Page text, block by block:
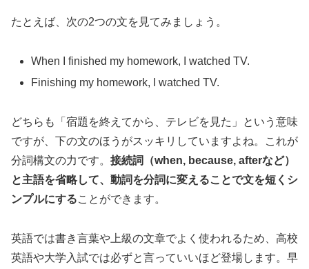
たとえば、次の2つの文を見てみましょう。
When I finished my homework, I watched TV.
Finishing my homework, I watched TV.
どちらも「宿題を終えてから、テレビを見た」という意味
ですが、下の文のほうがスッキリしていますよね。これが
分詞構文の力です。 接続詞（when, because, afterなど）
と主語を省略して、動詞を分詞に変えることで文を短くシ
ンプルにすることができます。
英語では書き言葉や上級の文章でよく使われるため、高校
英語や大学入試では必ずと言っていいほど登場します。早